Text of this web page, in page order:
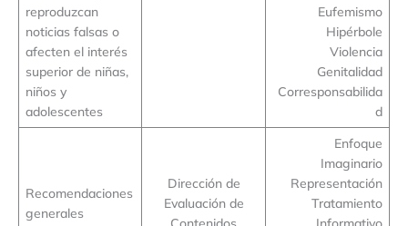
reproduzcan
noticias falsas o
afecten el interés
superior de niñas,
niños y
adolescentes
Eufemismo
Hipérbole
Violencia
Genitalidad
Corresponsabilida
d
Recomendaciones
generales
Dirección de
Evaluación de
Contenidos
Enfoque
Imaginario
Representación
Tratamiento
Informativo